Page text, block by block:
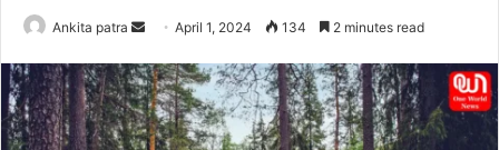
Ankita patra
n
d
a
April 1, 2024 134 2 minutes read